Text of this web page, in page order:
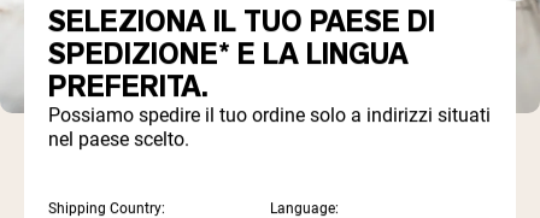
SELEZIONA IL TUO PAESE DI
SPEDIZIONE* E LA LINGUA
PREFERITA.
Possiamo spedire il tuo ordine solo a indirizzi situati
nel paese scelto.
Shipping Country: Language: